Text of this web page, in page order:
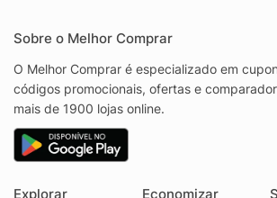
Sobre o Melhor Comprar
O Melhor Comprar é especializado em
códigos promocionais, ofertas e
mais de 1900 lojas online.
Explorar Economizar